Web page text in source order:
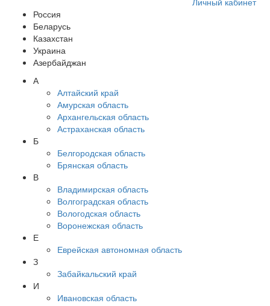
Россия
Беларусь
Казахстан
Украина
Азербайджан
А
Алтайский край
Амурская область
Архангельская область
Астраханская область
Б
Белгородская область
Брянская область
В
Владимирская область
Волгоградская область
Вологодская область
Воронежская область
Е
Еврейская автономная область
З
Забайкальский край
И
Ивановская область